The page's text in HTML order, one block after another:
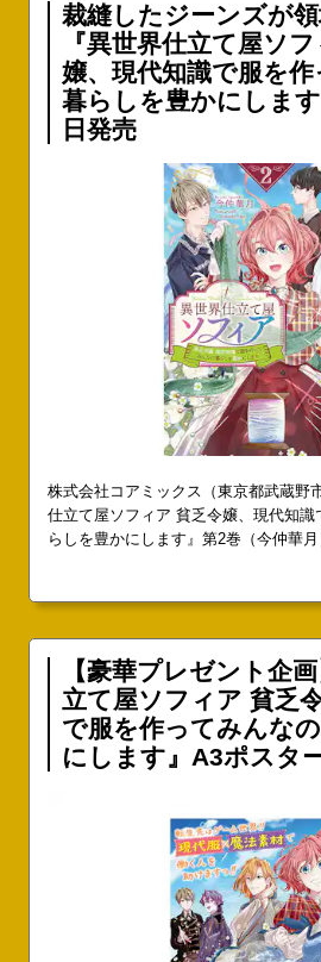
裁縫したジーンズが
『異世界仕立て屋ソ
嬢、現代知識で服を
暮らしを豊かにしま
日発売
株式会社コアミックス（東京都武蔵野
仕立て屋ソフィア 貧乏令嬢、現代知
らしを豊かにします』第2巻（今仲華月
て屋ソフィア 貧乏令嬢、現代知識で
を豊かにします』は、2023年7月より
【豪華プレゼント企
立て屋ソフィア 貧乏
で服を作ってみんな
にします』A3ポスタ